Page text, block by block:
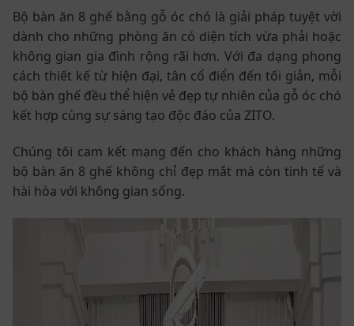
Bộ bàn ăn 8 ghế bằng gỗ óc chó là giải pháp tuyệt vời
dành cho những phòng ăn có diện tích vừa phải hoặc
không gian gia đình rộng rãi hơn. Với đa dạng phong
cách thiết kế từ hiện đại, tân cổ điển đến tối giản, mỗi
bộ bàn ghế đều thể hiện vẻ đẹp tự nhiên của gỗ óc chó
kết hợp cùng sự sáng tạo độc đáo của ZITO.
Chúng tôi cam kết mang đến cho khách hàng những
bộ bàn ăn 8 ghế không chỉ đẹp mắt mà còn tinh tế và
hài hòa với không gian sống.